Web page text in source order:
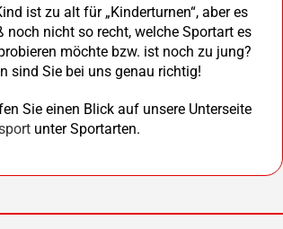
ist zu alt für „Kinderturnen“, aber es
noch nicht so recht, welche Sportart es
möchte bzw. ist noch zu jung?
sind Sie bei uns genau richtig!
Sie einen Blick auf unsere Unterseite
unter Sportarten.